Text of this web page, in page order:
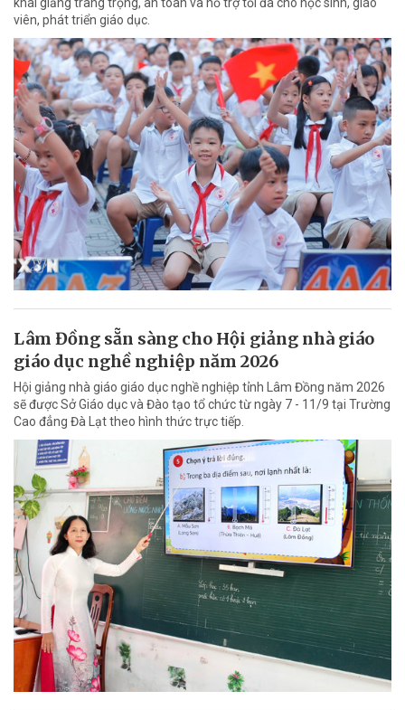
khai giảng trang trọng, an toàn và hỗ trợ tối đa cho học sinh, giáo
viên, phát triển giáo dục.
Lâm Đồng sẵn sàng cho Hội giảng nhà giáo
giáo dục nghề nghiệp năm 2026
Hội giảng nhà giáo giáo dục nghề nghiệp tỉnh Lâm Đồng năm 2026
sẽ được Sở Giáo dục và Đào tạo tổ chức từ ngày 7 - 11/9 tại Trường
Cao đẳng Đà Lạt theo hình thức trực tiếp.